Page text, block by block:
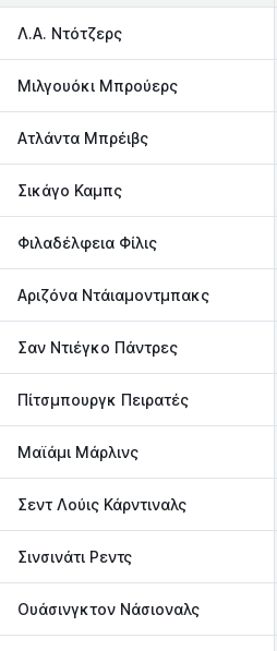
Λ.Α. Ντότζερς
Μιλγουόκι Μπρούερς
Ατλάντα Μπρέιβς
Σικάγο Καμπς
Φιλαδέλφεια Φίλις
Αριζόνα Ντάιαμοντμπακς
Σαν Ντιέγκο Πάντρες
Πίτσμπουργκ Πειρατές
Μαϊάμι Μάρλινς
Σεντ Λούις Κάρντιναλς
Σινσινάτι Ρεντς
Ουάσινγκτον Νάσιοναλς